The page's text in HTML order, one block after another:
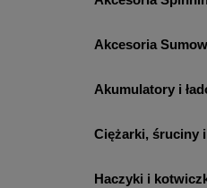
Akcesoria
Akumulatory i
Ciężarki, śruciny
Haczyki i